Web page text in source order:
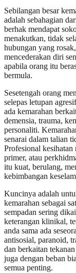
Sebilangan besar
adalah sebahagian
berhak mendapat
menakutkan, tidak
hubungan yang
mencederakan diri
apabila orang itu
bermula.
Sesetengah orang
selepas letupan
ada kemarahan
demensia, trauma,
personaliti.
senarai dalam talian
Profesional
primer, atau
itu kuat, berulang,
kebimbangan
Kuncinya adalah
kemarahan sebagai
sempadan sering
keterangan klinikal,
anda sama ada
antisosial, paranoid,
dan berkaitan
juga dengan beban
semua penting.